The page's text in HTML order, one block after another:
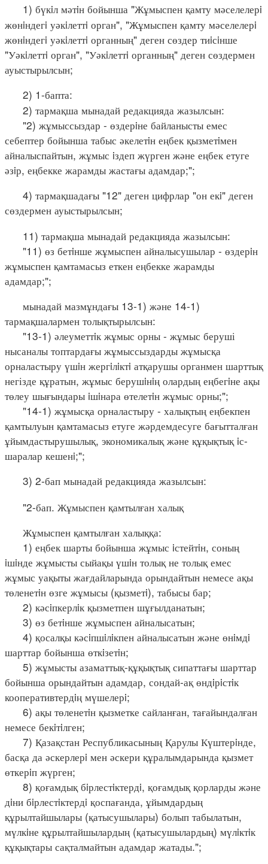
1) бүкiл мәтiн бойынша "Жұмыспен қамту мәселелерi
жөнiндегi уәкiлеттi орган", "Жұмыспен қамту мәселелерi
жөнiндегi уәкiлеттi органның" деген сөздер тиiсiнше
"Уәкiлеттi орган", "Уәкiлеттi органның" деген сөздермен
ауыстырылсын;
2) 1-бапта:
2) тармақша мынадай редакцияда жазылсын:
"2) жұмыссыздар - өздерiне байланысты емес
себептер бойынша табыс әкелетiн еңбек қызметiмен
айналыспайтын, жұмыс iздеп жүрген және еңбек етуге
әзiр, еңбекке жарамды жастағы адамдар;";
4) тармақшадағы "12" деген цифрлар "он екi" деген
сөздермен ауыстырылсын;
11) тармақша мынадай редакцияда жазылсын:
"11) өз бетiнше жұмыспен айналысушылар - өздерiн
жұмыспен қамтамасыз еткен еңбекке жарамды
адамдар;";
мынадай мазмұндағы 13-1) және 14-1)
тармақшалармен толықтырылсын:
"13-1) әлеуметтiк жұмыс орны - жұмыс беруші
нысаналы топтардағы жұмыссыздарды жұмысқа
орналастыру үшiн жергiлiктi атқарушы органмен шарттық
негізде құратын, жұмыс берушiнiң олардың еңбегiне ақы
төлеу шығындары iшiнара өтелетiн жұмыс орны;";
"14-1) жұмысқа орналастыру - халықтың еңбекпен
қамтылуын қамтамасыз етуге жәрдемдесуге бағытталған
ұйымдастырушылық, экономикалық және құқықтық iс-
шаралар кешенi;";
3) 2-бап мынадай редакцияда жазылсын:
"2-бап. Жұмыспен қамтылған халық
Жұмыспен қамтылған халыққа:
1) еңбек шарты бойынша жұмыс iстейтiн, соның
iшiнде жұмысты сыйақы үшiн толық не толық емес
жұмыс уақыты жағдайларында орындайтын немесе ақы
төленетiн өзге жұмысы (қызметi), табысы бар;
2) кәсiпкерлiк қызметпен шұғылданатын;
3) өз бетiнше жұмыспен айналысатын;
4) қосалқы кәсiпшiлiкпен айналысатын және өнiмдi
шарттар бойынша өткiзетiн;
5) жұмысты азаматтық-құқықтық сипаттағы шарттар
бойынша орындайтын адамдар, сондай-ақ өндiрiстiк
кооперативтердiң мүшелерi;
6) ақы төленетiн қызметке сайланған, тағайындалған
немесе бекiтiлген;
7) Қазақстан Республикасының Қарулы Күштерiнде,
басқа да әскерлерi мен әскери құралымдарында қызмет
өткерiп жүрген;
8) қоғамдық бiрлестiктердi, қоғамдық қорларды және
дiни бiрлестiктердi қоспағанда, ұйымдардың
құрылтайшылары (қатысушылары) болып табылатын,
мүлкiне құрылтайшылардың (қатысушылардың) мүлiктiк
құқықтары сақталмайтын адамдар жатады.";